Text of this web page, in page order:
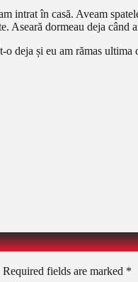
intrat în casă. Aveam
Aseară dormeau deja când
deja și eu am rămas
Required fields are marked *